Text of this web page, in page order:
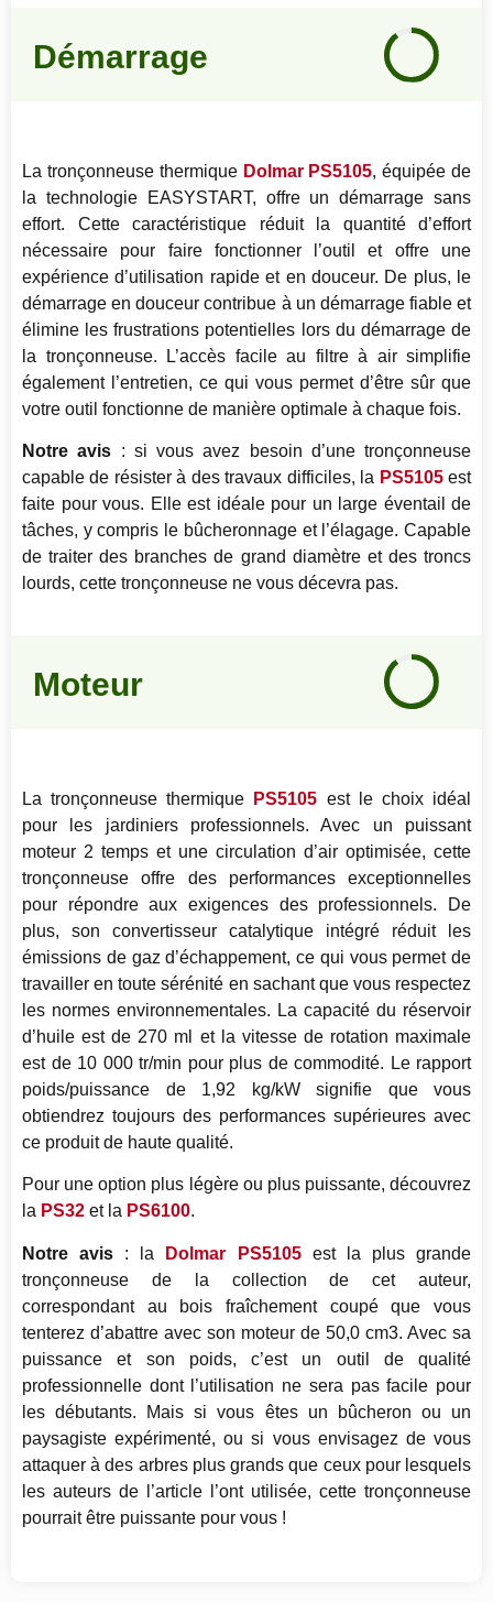
Démarrage
avis
90%
La tronçonneuse thermique Dolmar PS5105, équipée de
la technologie EASYSTART, offre un démarrage sans
effort. Cette caractéristique réduit la quantité d’effort
nécessaire pour faire fonctionner l’outil et offre une
expérience d’utilisation rapide et en douceur. De plus, le
démarrage en douceur contribue à un démarrage fiable et
élimine les frustrations potentielles lors du démarrage de
la tronçonneuse. L’accès facile au filtre à air simplifie
également l’entretien, ce qui vous permet d’être sûr que
votre outil fonctionne de manière optimale à chaque fois.
Notre avis : si vous avez besoin d’une tronçonneuse
capable de résister à des travaux difficiles, la PS5105est
faite pour vous. Elle est idéale pour un large éventail de
tâches, y compris le bûcheronnage et l’élagage. Capable
de traiter des branches de grand diamètre et des troncs
lourds, cette tronçonneuse ne vous décevra pas.
Moteur
avis
90%
La tronçonneuse thermique PS5105 est le choix idéal
pour les jardiniers professionnels. Avec un puissant
moteur 2 temps et une circulation d’air optimisée, cette
tronçonneuse offre des performances exceptionnelles
pour répondre aux exigences des professionnels. De
plus, son convertisseur catalytique intégré réduit les
émissions de gaz d’échappement, ce qui vous permet de
travailler en toute sérénité en sachant que vous respectez
les normes environnementales. La capacité du réservoir
d’huile est de 270 ml et la vitesse de rotation maximale
est de 10 000 tr/min pour plus de commodité. Le rapport
poids/puissance de 1,92 kg/kW signifie que vous
obtiendrez toujours des performances supérieures avec
ce produit de haute qualité.
Pour une option plus légère ou plus puissante, découvrez
la PS32 et la PS6100.
Notre avis : la Dolmar PS5105est la plus grande
tronçonneuse de la collection de cet auteur,
correspondant au bois fraîchement coupé que vous
tenterez d’abattre avec son moteur de 50,0 cm3. Avec sa
puissance et son poids, c’est un outil de qualité
professionnelle dont l’utilisation ne sera pas facile pour
les débutants. Mais si vous êtes un bûcheron ou un
paysagiste expérimenté, ou si vous envisagez de vous
attaquer à des arbres plus grands que ceux pour lesquels
les auteurs de l’article l’ont utilisée, cette tronçonneuse
pourrait être puissante pour vous !